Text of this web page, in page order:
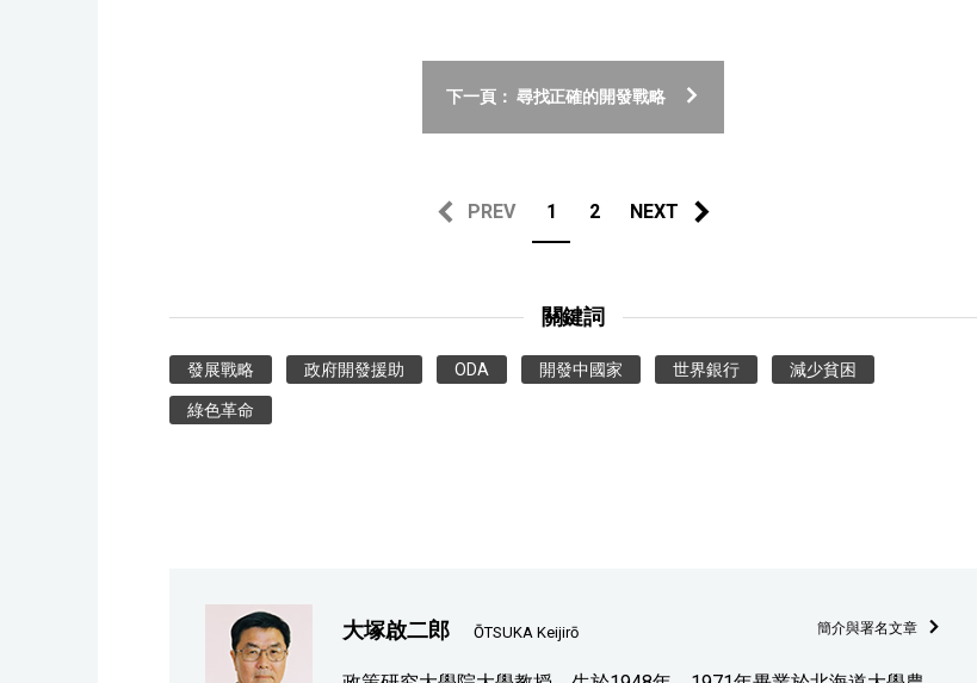
下一頁： 尋找正確的開發戰略
PREV 1 2 NEXT
關鍵詞
發展戰略 政府開發援助 ODA 開發中國家 世界銀行 減少貧困
綠色革命
大塚啟二郎 ŌTSUKA Keijirō 簡介與署名文章